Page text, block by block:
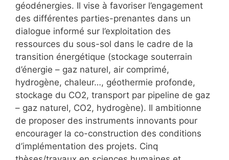
géodénergies. Il vise à favoriser l’engagement
des différentes parties-prenantes dans un
dialogue informé sur l’exploitation des
ressources du sous-sol dans le cadre de la
transition énergétique (stockage souterrain
d’énergie – gaz naturel, air comprimé,
hydrogène, chaleur…, géothermie profonde,
stockage du CO2, transport par pipeline de gaz
– gaz naturel, CO2, hydrogène). Il ambitionne
de proposer des instruments innovants pour
encourager la co-construction des conditions
d’implémentation des projets. Cinq